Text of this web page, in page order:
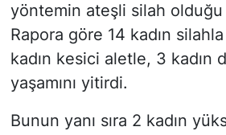
yöntemin ateşli silah
Rapora göre 14 kadın
kadın kesici aletle, 3 kadın
yaşamını yitirdi.
Bunun yanı sıra 2 kadın